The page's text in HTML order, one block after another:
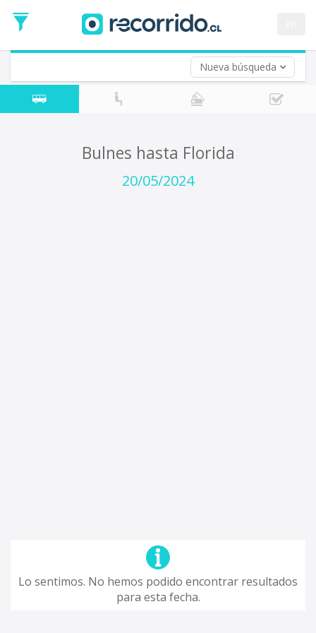
Nueva búsqueda
de
Ida
Vuelta (opcional)
Fecha
de
Bulnes hasta Florida
20/05/2024
Lo sentimos. No hemos podido encontrar resultados
para esta fecha.